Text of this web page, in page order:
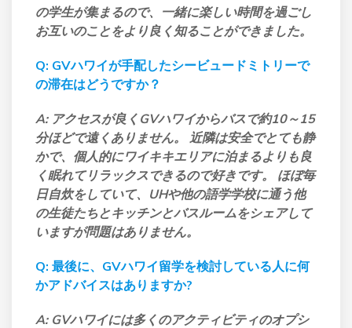
の学生が集まるので、一緒に楽しい時間を過ごし
お互いのことをより良く知ることができました。
Q: GVハワイが手配したシービュードミトリーで
の滞在はどうですか？
A: アクセスが良くGVハワイからバスで約10～15
分ほどで遠くありません。 近隣は安全でとても静
かで、個人的にワイキキエリアに泊まるよりも良
く眠れてリラックスできるので好きです。 ほぼ毎
日自炊をしていて、UHや他の語学学校に通う他
の生徒たちとキッチンとバスルームをシェアして
いますが問題はありません。
Q: 最後に、GVハワイ留学を検討している人に何
かアドバイスはありますか?
A: GVハワイには多くのアクティビティのオプシ